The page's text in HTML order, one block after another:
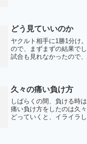
OP戦だからでしょう。...
どう見ていいのか
ヤクルト相手に1勝1分け
ので、まずまずの結果で
試合も見れなかったので、
ィー気味以外に見た記...
久々の痛い負け方
しばらくの間、負ける時は
痛い負け方をしたのは久
どっていくと、イライラ